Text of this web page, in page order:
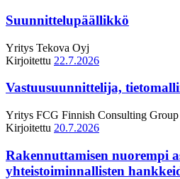
Suunnittelupäällikkö
Yritys Tekova Oyj
Kirjoitettu 22.7.2026
Vastuusuunnittelija,
Yritys FCG Finnish Consulting
Kirjoitettu 20.7.2026
Rakennuttamisen nuorempi
yhteistoiminnallisten